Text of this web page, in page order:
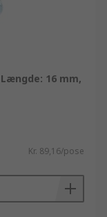
16 mm,
Kr. 89,16/pose